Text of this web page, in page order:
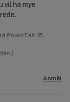
vil ha mye
Powd Fair 15
|
Anmäl